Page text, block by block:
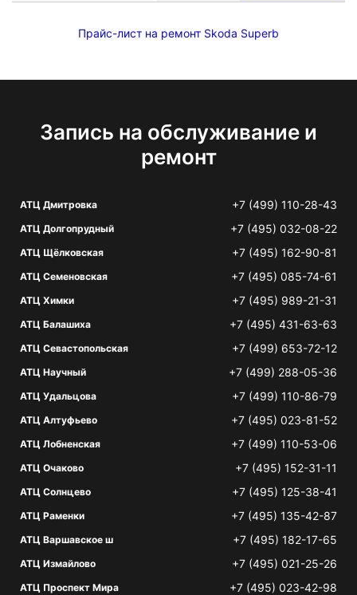
Прайс-лист на ремонт Skoda Superb
Запись на обслуживание и
ремонт
АТЦ Дмитровка +7 (499) 110-28-43
АТЦ Долгопрудный +7 (495) 032-08-22
АТЦ Щёлковская +7 (495) 162-90-81
АТЦ Семеновская +7 (495) 085-74-61
АТЦ Химки +7 (495) 989-21-31
АТЦ Балашиха +7 (495) 431-63-63
АТЦ Севастопольская +7 (499) 653-72-12
АТЦ Научный +7 (499) 288-05-36
АТЦ Удальцова +7 (499) 110-86-79
АТЦ Алтуфьево +7 (495) 023-81-52
АТЦ Лобненская +7 (499) 110-53-06
АТЦ Очаково +7 (495) 152-31-11
АТЦ Солнцево +7 (495) 125-38-41
АТЦ Раменки +7 (495) 135-42-87
АТЦ Варшавское ш +7 (495) 182-17-65
АТЦ Измайлово +7 (495) 021-25-26
АТЦ Проспект Мира +7 (495) 023-42-98